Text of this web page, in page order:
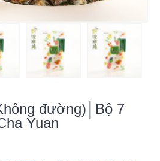
đường)│Bộ 7
Yuan